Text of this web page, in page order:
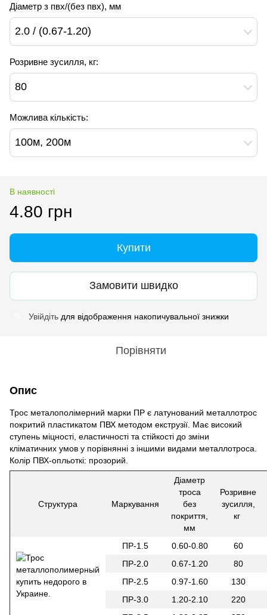
Діаметр з пвх/(без пвх), мм
2.0 / (0.67-1.20)
Розривне зусилля, кг:
80
Можлива кількість:
100м, 200м
В наявності
4.80 грн
Купити
Замовити швидко
Увійдіть для відображення накопичувальної знижки
Порівняти
Опис
Трос металополімерний марки ПР є латунований металлотрос
покритий пластикатом ПВХ методом екструзії. Має високий
ступень міцності, еластичності та стійкості до зміни
кліматичних умов у порівнянні з іншими видами металлотроса.
Колір ПВХ-опльоткі: прозорий.
Структура Маркування
Діаметр
троса
без
покриття,
мм
Розривне
зусилля,
кг
ПР-1.5 0.60-0.80
60
ПР-2.0
0.67-1.20
80
ПР-2.5
0.97-1.60
130
ПР-3.0
1.20-2.10
220